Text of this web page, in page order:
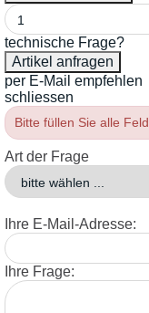
technische Frage?
per E-Mail empfehlen
schliessen
Bitte füllen Sie alle
Art der Frage
Ihre E-Mail-Adresse:
Ihre Frage: